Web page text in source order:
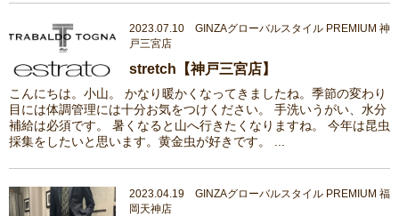
2023.07.10 GINZAグローバルスタイル PREMIUM 神
戸三宮店
stretch【神戸三宮店】
こんにちは。小山。 かなり暖かくなってきましたね。季節の変わり
目には体調管理には十分お気をつけください。 手洗いうがい、水分
補給は必須です。 暑くなると山へ行きたくなりますね。 今年は昆虫
採集をしたいと思います。黄金虫が好きです。 ...
2023.04.19 GINZAグローバルスタイル PREMIUM 福
岡天神店